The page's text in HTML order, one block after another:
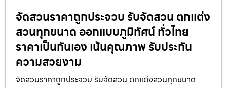
จัดสวนราคาถูกประจวบ รับจัดสวน ตกแต่ง
สวนทุกขนาด ออกแบบภูมิทัศน์ ทั่วไทย
ราคาเป็นกันเอง เน้นคุณภาพ รับประกัน
ความสวยงาม
จัดสวนราคาถูกประจวบ รับจัดสวน ตกแต่งสวนทุกขนาด